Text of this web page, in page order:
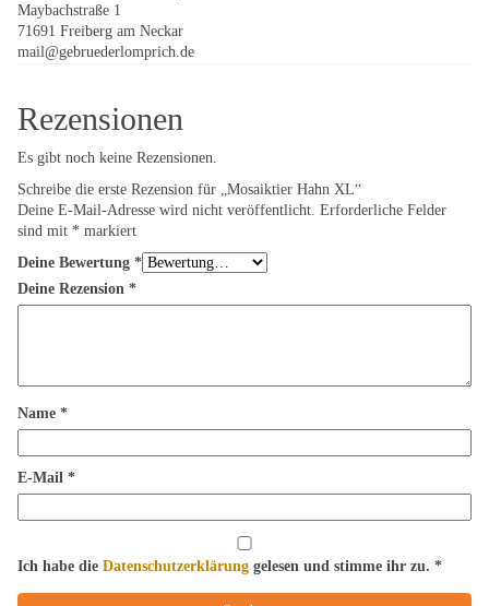
Maybachstraße 1
71691 Freiberg am Neckar
mail@gebruederlomprich.de
Rezensionen
Es gibt noch keine Rezensionen.
Schreibe die erste Rezension für „Mosaiktier Hahn XL“
Deine E-Mail-Adresse wird nicht veröffentlicht. Erforderliche Felder
sind mit * markiert
Deine Bewertung *
Deine Rezension *
Name *
E-Mail *
Ich habe die Datenschutzerklärung gelesen und stimme ihr zu. *